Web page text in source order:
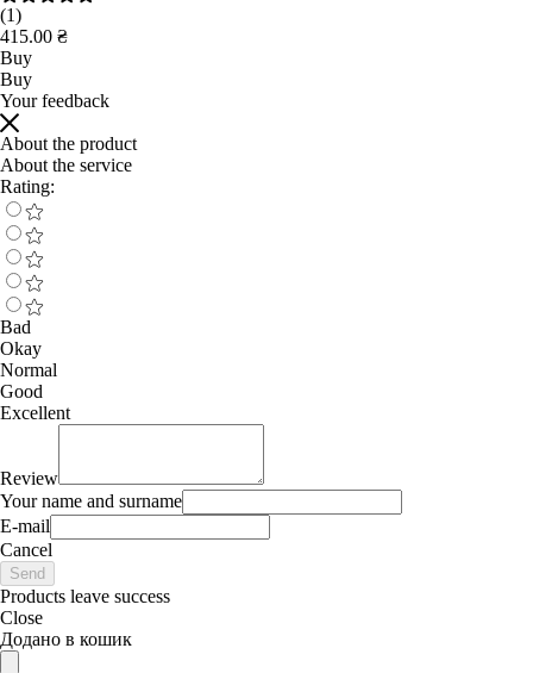
(1)
415.00 ₴
Buy
Buy
Your feedback
About the product
About the service
Rating:
Bad
Okay
Normal
Good
Excellent
Review
Your name and surname
E-mail
Cancel
Send
Products leave success
Close
Додано в кошик